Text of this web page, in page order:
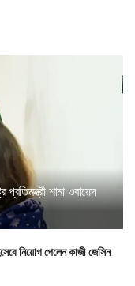
প্রতিমন্ত্রী শামা ওবায়েদ
নিয়োগ পেলেন কাজী জেসিন